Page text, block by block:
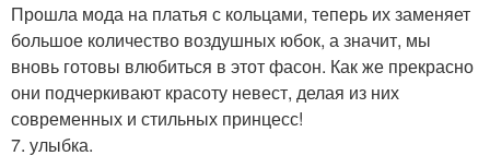
Прошла мода на платья с кольцами, теперь их заменяет
большое количество воздушных юбок, а значит, мы
вновь готовы влюбиться в этот фасон. Как же прекрасно
они подчеркивают красоту невест, делая из них
современных и стильных принцесс!
7. улыбка.